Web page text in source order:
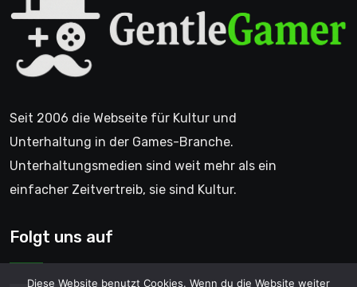
Seit 2006 die Webseite für Kultur und
Unterhaltung in der Games-Branche.
Unterhaltungsmedien sind weit mehr als ein
einfacher Zeitvertreib, sie sind Kultur.
Folgt uns auf
Diese Website benutzt Cookies. Wenn du die Website weiter